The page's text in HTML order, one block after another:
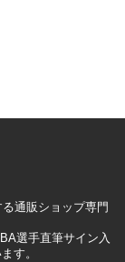
通販ショップ専門
選手直筆サイン入
す。